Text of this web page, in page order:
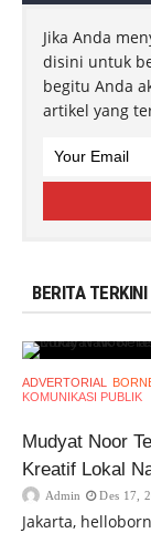
Jika Anda
disini untuk
begitu Anda
artikel yang
BERITA TERKINI
ADVERTORIAL
KOMUNIKASI PUBLIK
Mudyat Noor
Kreatif Lokal
Admin Des 17,
Jakarta,